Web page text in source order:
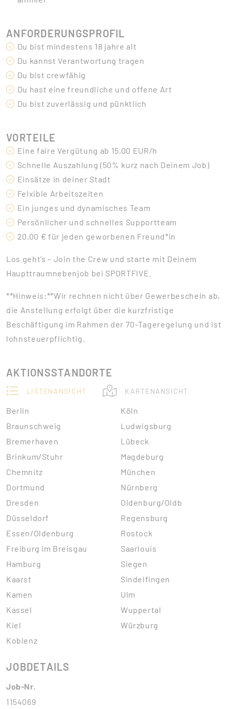
ANFORDERUNGSPROFIL
Du bist mindestens 18 jahre alt
Du kannst Verantwortung tragen
Du bist crewfähig
Du hast eine freundliche und offene Art
Du bist zuverlässig und pünktlich
VORTEILE
Eine faire Vergütung ab 15,00 EUR/h
Schnelle Auszahlung (50% kurz nach Deinem Job)
Einsätze in deiner Stadt
Felxible Arbeitszeiten
Ein junges und dynamisches Team
Persönlicher und schnelles Supportteam
20,00 € für jeden geworbenen Freund*in
Los geht’s – Join the Crew und starte mit Deinem
Haupttraumnebenjob bei SPORTFIVE.
**Hinweis:**Wir rechnen nicht über Gewerbeschein ab,
die Anstellung erfolgt über die kurzfristige
Beschäftigung im Rahmen der 70-Tageregelung und ist
lohnsteuerpflichtig.
AKTIONSSTANDORTE
LISTENANSICHT KARTENANSICHT
Berlin
Braunschweig
Bremerhaven
Brinkum/Stuhr
Chemnitz
Dortmund
Dresden
Düsseldorf
Essen/Oldenburg
Freiburg im Breisgau
Hamburg
Kaarst
Kamen
Kassel
Kiel
Koblenz
Köln
Ludwigsburg
Lübeck
Magdeburg
München
Nürnberg
Oldenburg/Oldb
Regensburg
Rostock
Saarlouis
Siegen
Sindelfingen
Ulm
Wuppertal
Würzburg
JOBDETAILS
Job-Nr.
1154069